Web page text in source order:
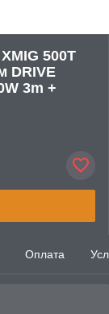
500T
DRIVE
3m +
Оплата